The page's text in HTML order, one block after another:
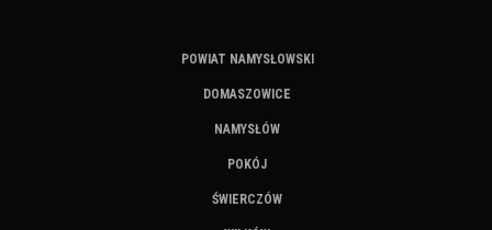
POWIAT NAMYSŁOWSKI
DOMASZOWICE
NAMYSŁÓW
POKÓJ
ŚWIERCZÓW